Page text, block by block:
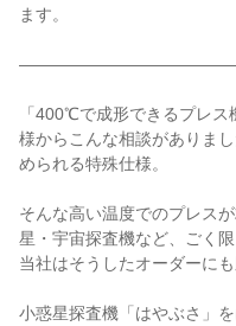
ます。
「400℃で成形できるプレ
様からこんな相談がありま
められる特殊仕様。
そんな高い温度でのプレス
星・宇宙探査機など、ごく
当社はそうしたオーダーにも
小惑星探査機「はやぶさ」